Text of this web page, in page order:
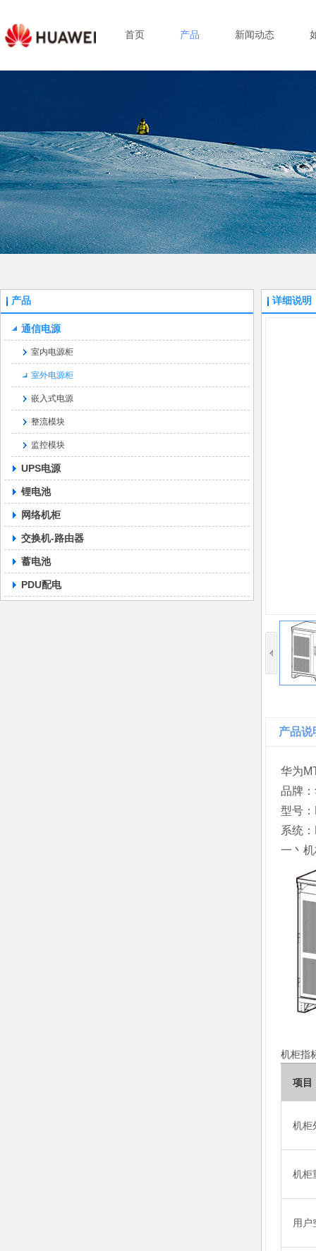
首页 产品 新闻动态
产品
通信电源
室内电源柜
室外电源柜
嵌入式电源
整流模块
监控模块
UPS电源
锂电池
网络机柜
交换机-路由器
蓄电池
PDU配电
详细说明
产品说
华为
品牌
型号
系统
一丶
机柜指
项目
机柜
机柜
用户